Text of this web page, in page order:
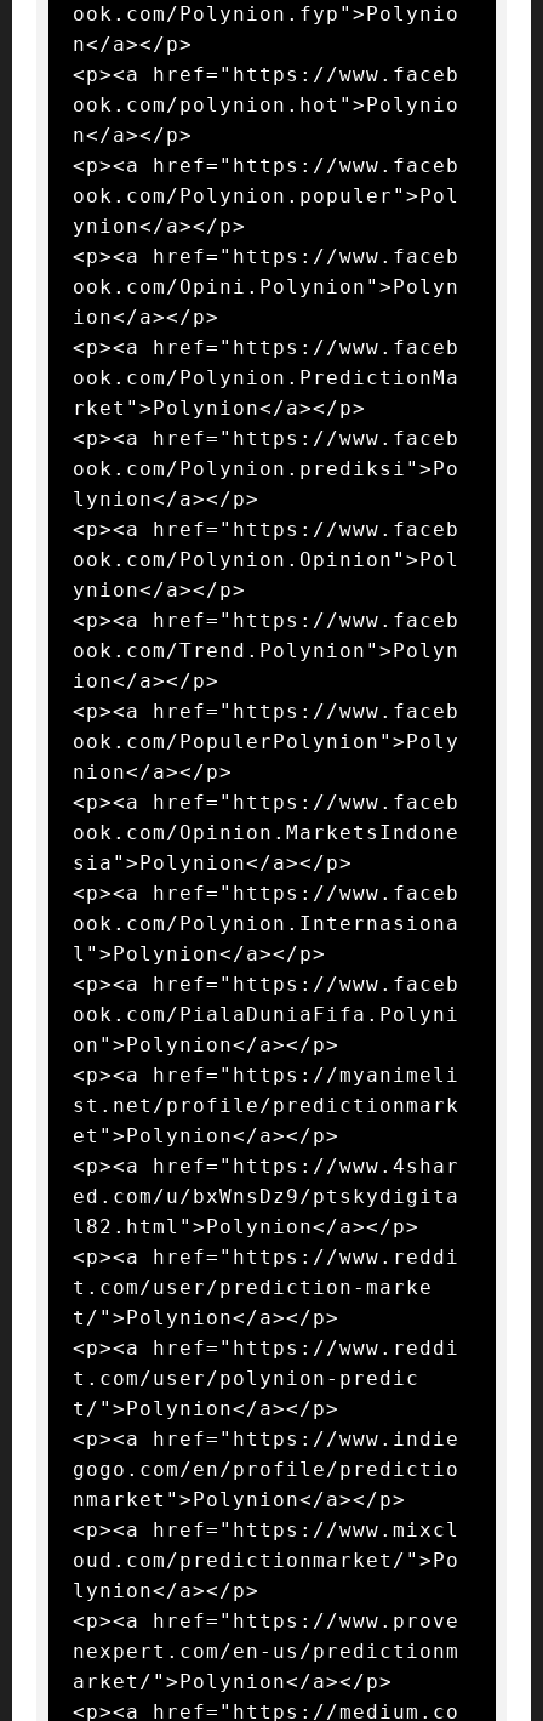
ook.com/Polynion.fyp">Polynio
n</a></p>
<p><a href="https://www.faceb
ook.com/polynion.hot">Polynio
n</a></p>
<p><a href="https://www.faceb
ook.com/Polynion.populer">Pol
ynion</a></p>
<p><a href="https://www.faceb
ook.com/Opini.Polynion">Polyn
ion</a></p>
<p><a href="https://www.faceb
ook.com/Polynion.PredictionMa
rket">Polynion</a></p>
<p><a href="https://www.faceb
ook.com/Polynion.prediksi">Po
lynion</a></p>
<p><a href="https://www.faceb
ook.com/Polynion.Opinion">Pol
ynion</a></p>
<p><a href="https://www.faceb
ook.com/Trend.Polynion">Polyn
ion</a></p>
<p><a href="https://www.faceb
ook.com/PopulerPolynion">Poly
nion</a></p>
<p><a href="https://www.faceb
ook.com/Opinion.MarketsIndone
sia">Polynion</a></p>
<p><a href="https://www.faceb
ook.com/Polynion.Internasiona
l">Polynion</a></p>
<p><a href="https://www.faceb
ook.com/PialaDuniaFifa.Polyni
on">Polynion</a></p>
<p><a href="https://myanimeli
st.net/profile/predictionmark
et">Polynion</a></p>
<p><a href="https://www.4shar
ed.com/u/bxWnsDz9/ptskydigita
l82.html">Polynion</a></p>
<p><a href="https://www.reddi
t.com/user/prediction-marke
t/">Polynion</a></p>
<p><a href="https://www.reddi
t.com/user/polynion-predic
t/">Polynion</a></p>
<p><a href="https://www.indie
gogo.com/en/profile/predictio
nmarket">Polynion</a></p>
<p><a href="https://www.mixcl
oud.com/predictionmarket/">Po
lynion</a></p>
<p><a href="https://www.prove
nexpert.com/en-us/predictionm
arket/">Polynion</a></p>
<p><a href="https://medium.co